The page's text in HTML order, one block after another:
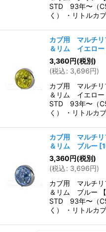
STD 93年〜（
く） ・リトル
カブ用 マルチリ
＆リム イエロー
3,360円(税別)
(税込: 3,696円)
カブ用 マルチリ
＆リム イエロー
STD 93年〜（
く） ・リトル
カブ用 マルチリ
＆リム ブルー [
3,360円(税別)
(税込: 3,696円)
カブ用 マルチリ
＆リム ブルー
STD 93年〜（
く） ・リトル